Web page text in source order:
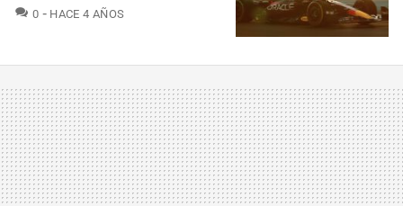
0 COMENTARIOS
HACE 4 AÑOS